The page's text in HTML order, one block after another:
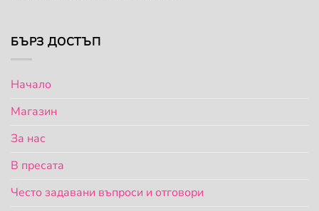
БЪРЗ ДОСТЪП
Начало
Магазин
За нас
В пресата
Често задавани въпроси и отговори